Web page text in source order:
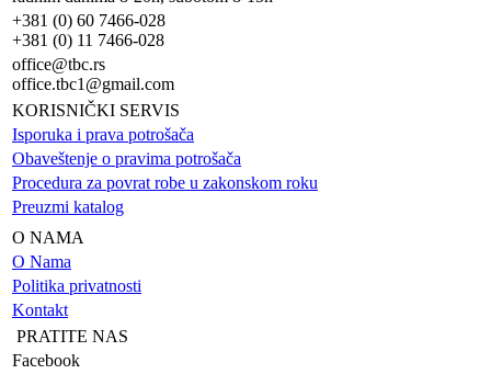
+381 (0) 60 7466-028
+381 (0) 11 7466-028
office@tbc.rs
office.tbc1@gmail.com
KORISNIČKI SERVIS
Isporuka i prava potrošača
Obaveštenje o pravima potrošača
Procedura za povrat robe u zakonskom roku
Preuzmi katalog
O NAMA
O Nama
Politika privatnosti
Kontakt
PRATITE NAS
Facebook